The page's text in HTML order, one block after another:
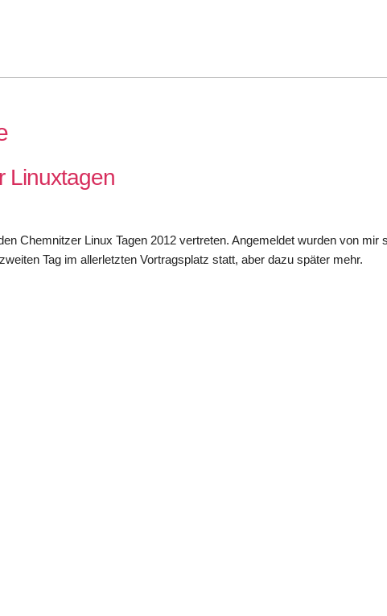
Linuxtagen
Chemnitzer Linux Tagen 2012 vertreten. Angemeldet wurden von mir
Tag im allerletzten Vortragsplatz statt, aber dazu später mehr.